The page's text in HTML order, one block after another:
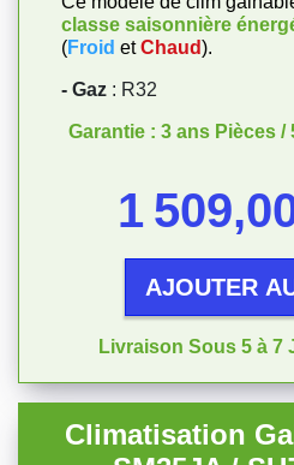
classe saisonnière
(Froid et Chaud).
- Gaz : R32
Garantie : 3 ans Pièces
1
AJOUTER
Livraison Sous 5 à 7
Climatisation